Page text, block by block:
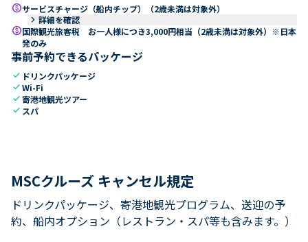
paidサービスチャージ（船内チップ）（2歳未満は対象外）
keyboard_arrow_right 詳細を確認
paid国際観光旅客税 お一人様につき3,000円相当（2歳未満は対象外）※日本
発のみ
事前予約できるパッケージ
check ドリンクパッケージ
checkWi-Fi
check寄港地観光ツアー
check スパ
MSCクルーズ キャンセル規定
ドリンクパッケージ、寄港地観光プログラム、送迎の予
約、船内オプション（レストラン・スパ等も含みます。）